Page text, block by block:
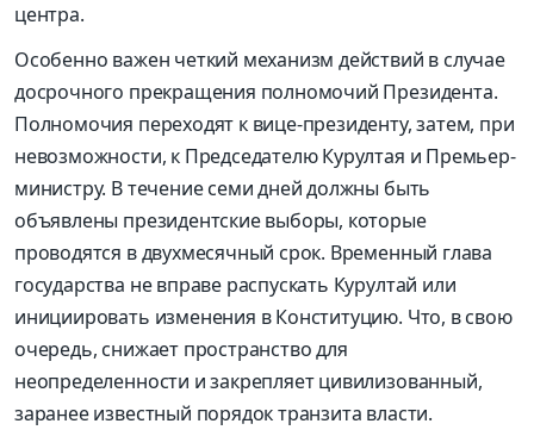
центра.
Особенно важен четкий механизм действий в случае
досрочного прекращения полномочий Президента.
Полномочия переходят к вице-президенту, затем, при
невозможности, к Председателю Курултая и Премьер-
министру. В течение семи дней должны быть
объявлены президентские выборы, которые
проводятся в двухмесячный срок. Временный глава
государства не вправе распускать Курултай или
инициировать изменения в Конституцию. Что, в свою
очередь, снижает пространство для
неопределенности и закрепляет цивилизованный,
заранее известный порядок транзита власти.